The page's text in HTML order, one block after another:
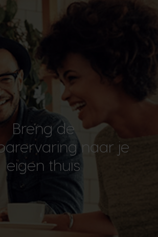
Breng de
naar je
eigen thuis